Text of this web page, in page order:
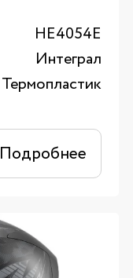
HE4054E
Интеграл
Термопластик
Подробнее